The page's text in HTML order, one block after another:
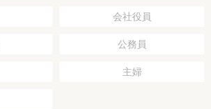
会社役員
公務員
主婦